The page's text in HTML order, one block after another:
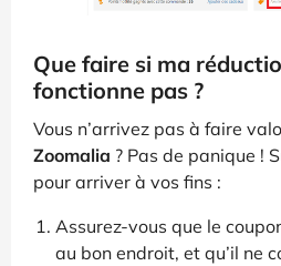
Que faire si ma
fonctionne pas ?
Vous n’arrivez pas à faire
Zoomalia ? Pas de panique !
pour arriver à vos fins :
Assurez-vous que le
au bon endroit, et qu’il ne